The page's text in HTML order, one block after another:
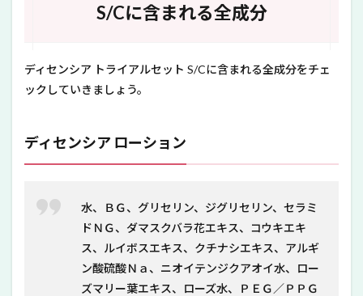
S/Cに含まれる全成分
ディセンシア トライアルセット S/Cに含まれる全成分をチェ
ックしていきましょう。
ディセンシア ローション
水、ＢＧ、グリセリン、ジグリセリン、セラミ
ドＮＧ、ダマスクバラ花エキス、コウキエキ
ス、ルイボスエキス、クチナシエキス、アルギ
ン酸硫酸Ｎａ、ニオイテンジクアオイ水、ロー
ズマリー葉エキス、ローズ水、ＰＥＧ／ＰＰＧ